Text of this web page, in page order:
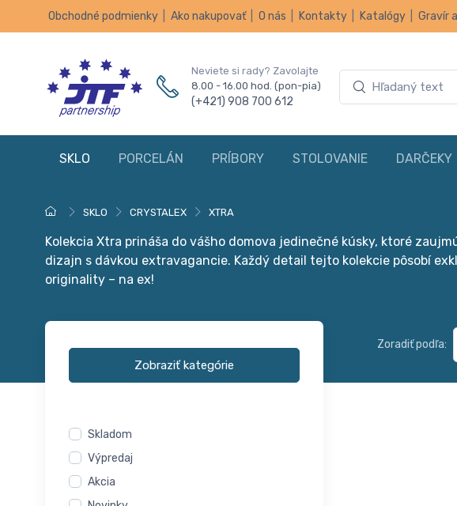
Obchodné podmienky Ako nakupovať O nás Kontakty Katalógy Gravír
Neviete si rady? Zavolajte
8.00 - 16.00 hod. (pon-pia)
(+421) 908 700 612
SKLO PORCELÁN PRÍBORY STOLOVANIE DARČEKY
SKLO CRYSTALEX XTRA
Kolekcia Xtra prináša do vášho domova jedinečné kúsky, ktoré
dizajn s dávkou extravagancie. Každý detail tejto kolekcie pôsobí
originality – na ex!
Zobraziť kategórie
Skladom
Výpredaj
Akcia
Zoradiť podľa: